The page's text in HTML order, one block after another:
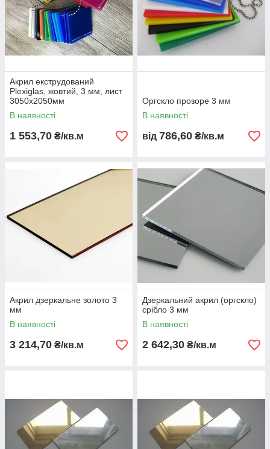
Акрил екструдований
Plexiglas, жовтий, 3 мм, лист
3050х2050мм
В наявності
1 553,70 ₴/кв.м
Оргскло прозоре 3 мм
В наявності
від 786,60 ₴/кв.м
Акрил дзеркальне золото 3
мм
В наявності
3 214,70 ₴/кв.м
Дзеркальний акрил (оргскло)
срібло 3 мм
В наявності
2 642,30 ₴/кв.м